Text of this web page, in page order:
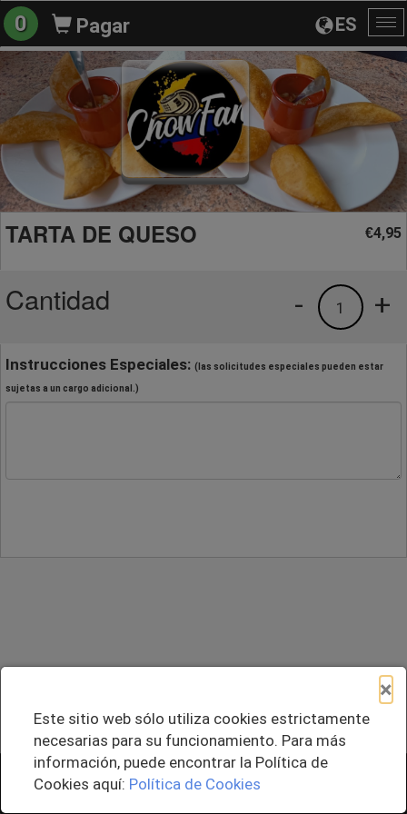
ES
0 Pagar
TARTA DE QUESO €4,95
Cantidad +
1
-
Instrucciones Especiales: (las solicitudes especiales pueden estar
sujetas a un cargo adicional.)
+ Agregar al Pedido
×
Este sitio web sólo utiliza cookies estrictamente
necesarias para su funcionamiento. Para más
información, puede encontrar la Política de
Cookies aquí: Política de Cookies